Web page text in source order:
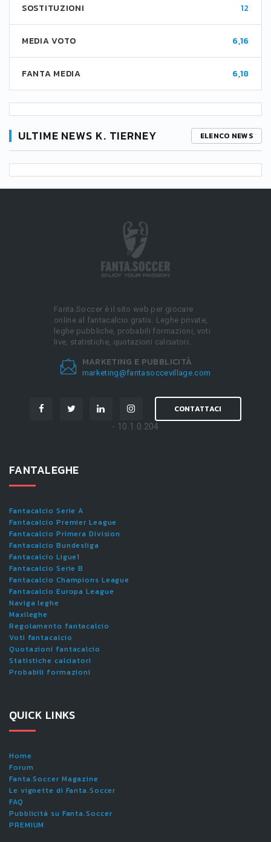
SOSTITUZIONI 12
MEDIA VOTO 6,16
FANTA MEDIA 6,18
ULTIME NEWS K. TIERNEY ELENCO NEWS
Fanta.Soccer è il sito web per giocare
online al fantacalcio gratis. Leghe private,
leghe pubbliche, probabili formazioni, voti
live, statistiche, quotazioni calciatori.
MARKETING E PUBBLICITÀ
marketing@fantasoccevillage.com
CONTATTACI
- 10.1.0.204
FANTALEGHE
Fantacalcio Serie A
Fantacalcio Premier League
Fantacalcio Primera Division
Fantacalcio Bundesliga
Fantacalcio Ligue1
Fantacalcio Serie B
Fantacalcio Champions League
Fantacalcio Europa League
Naviga leghe
Maxileghe
Regolamento fantacalcio
Voti fantacalcio
Quotazioni fantacalcio
Statistiche calciatori
Probabili formazioni
QUICK LINKS
Home
Forum
Fanta.Soccer Magazine
Le vignette di Fanta.Soccer
FAQ
Pubblicità su Fanta.Soccer
PREMIUM